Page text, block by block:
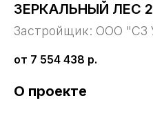
ЗЕРКАЛЬНЫЙ ЛЕС 2
Застройщик: ООО "СЗ
от 7 554 438 р.
О проекте